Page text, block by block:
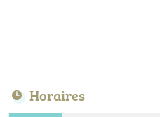
Horaires